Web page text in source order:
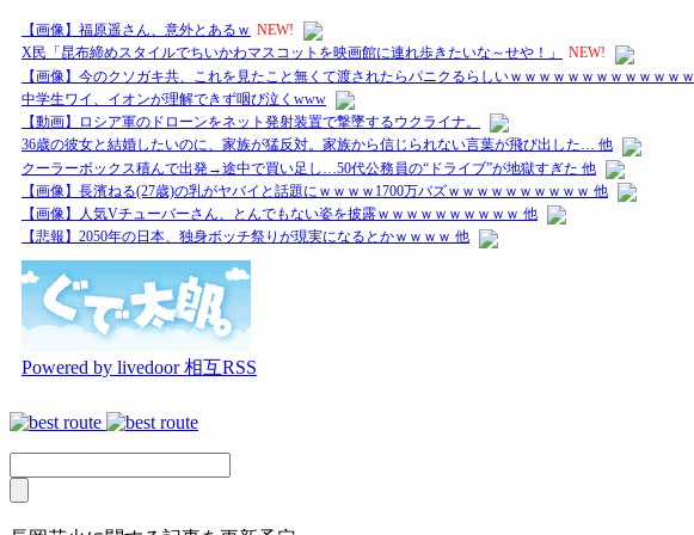
【画像】福原遥さん、意外とあるｗ NEW!
X民「昆布締めスタイルでちいかわマスコットを映画館に連れ歩きたいな～せや！」
NEW!
【画像】今のクソガキ共、これを見たこと無くて渡されたらパニクるらしいｗｗｗｗｗｗｗｗｗｗｗｗｗ
中学生ワイ、イオンが理解できず咽び泣くwww
【動画】ロシア軍のドローンをネット発射装置で撃墜するウクライナ。
36歳の彼女と結婚したいのに、家族が猛反対。家族から信じられない言葉が飛び出した… 他
クーラーボックス積んで出発→途中で買い足し…50代公務員の“ドライブ”が地獄すぎた 他
【画像】長濱ねる(27歳)の乳がヤバイと話題にｗｗｗｗ1700万バズｗｗｗｗｗｗｗｗｗｗ 他
【画像】人気Vチューバーさん、とんでもない姿を披露ｗｗｗｗｗｗｗｗｗｗ 他
【悲報】2050年の日本、独身ボッチ祭りが現実になるとかｗｗｗｗ 他
Powered by livedoor 相互RSS